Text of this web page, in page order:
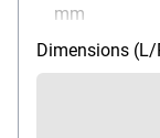
mm
Fixation :
Verrouillage :
Dimensions